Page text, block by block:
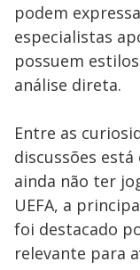
podem
especialistas
possuem
análise direta.
Entre as
discussões
ainda não ter
UEFA, a
foi destacado
relevante para